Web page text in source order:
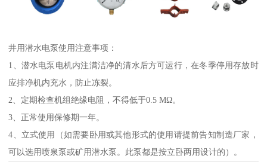
井用潜水电泵使用注意事项：
1、潜水电泵电机内注满洁净的清水后方可运行，在冬季停用存放时
应排净机内充水，防止冻裂。
2、定期检查机组绝缘电阻，不得低于0.5 MΩ。
3、正常使用保修期一年。
4、立式使用（如需要卧用或其他形式的使用请提前告知制造厂家，
可以选用喷泉泵或矿用潜水泵。此泵都是按立卧两用设计的）。